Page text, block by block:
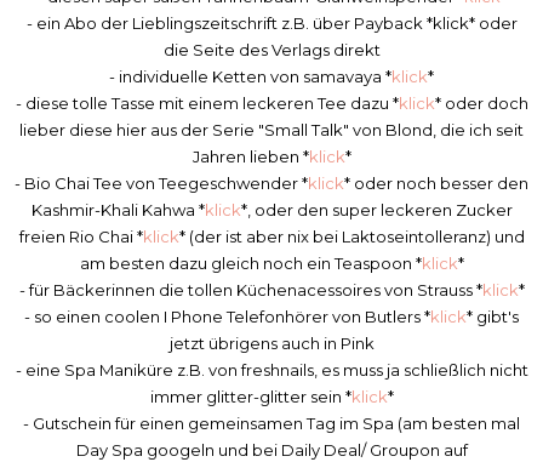
- ein Abo der Lieblingszeitschrift z.B. über Payback *klick* oder
die Seite des Verlags direkt
- individuelle Ketten von samavaya *klick*
- diese tolle Tasse mit einem leckeren Tee dazu *klick* oder doch
lieber diese hier aus der Serie "Small Talk" von Blond, die ich seit
Jahren lieben *klick*
- Bio Chai Tee von Teegeschwender *klick* oder noch besser den
Kashmir-Khali Kahwa *klick*, oder den super leckeren Zucker
freien Rio Chai *klick* (der ist aber nix bei Laktoseintolleranz) und
am besten dazu gleich noch ein Teaspoon *klick*
- für Bäckerinnen die tollen Küchenacessoires von Strauss *klick*
- so einen coolen I Phone Telefonhörer von Butlers *klick* gibt's
jetzt übrigens auch in Pink
- eine Spa Maniküre z.B. von freshnails, es muss ja schließlich nicht
immer glitter-glitter sein *klick*
- Gutschein für einen gemeinsamen Tag im Spa (am besten mal
Day Spa googeln und bei Daily Deal/ Groupon auf